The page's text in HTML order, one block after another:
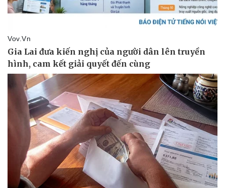
Sức khỏe
Dinh dưỡng - món ngon
Cây thuốc
Sản phụ khoa
Nhi khoa
Nam khoa
Làm đẹp - giảm cân
Phòng mạch online
Đời sống
Nhà đẹp
Blog
Tình yêu - Gia đình